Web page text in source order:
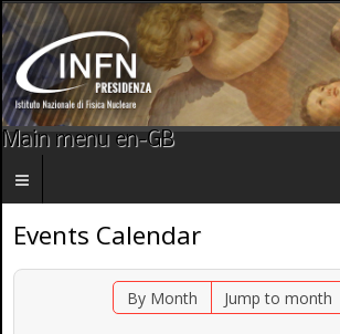
Main menu en-GB
Events Calendar
By Month Jump to month